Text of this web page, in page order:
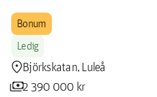
Bonum
Ledig
location_pinBjörkskatan, Luleå
payments2 390 000 kr